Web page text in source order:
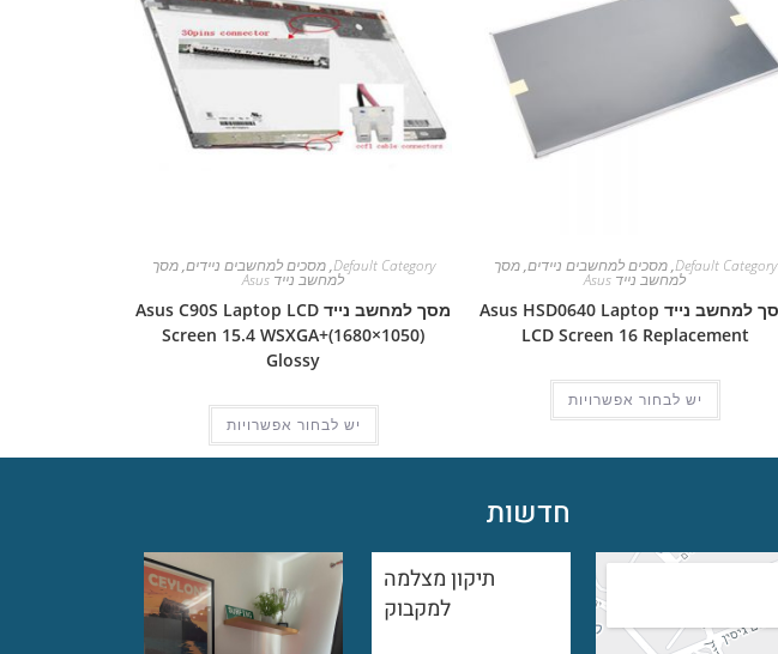
Default Category
,מסכים למחשבים ניידים,מסך
למחשב נייד Asus
מסך למחשב נייד Asus HSD0640 Laptop
LCD Screen 16 Replacement
יש לבחור אפשרויות
Default Category
,מסכים למחשבים ניידים,מסך
למחשב נייד Asus
מסך למחשב נייד Asus C90S Laptop LCD
Screen 15.4 WSXGA+(1680×1050)
Glossy
יש לבחור אפשרויות
חדשות
תיקון מצלמה
למקבוק